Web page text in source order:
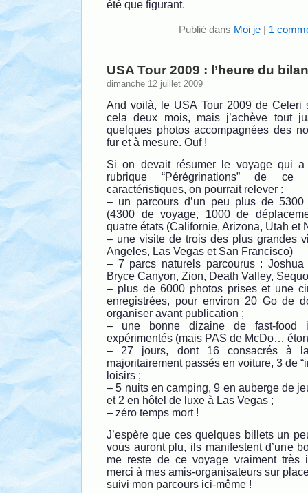
été que figurant.
Publié dans Moi je| 1
USA Tour 2009 : l’heure du bilan
dimanche 12 juillet 2009
And voilà, le USA Tour 2009 de Celeri
cela deux mois, mais j’achève tout
quelques photos accompagnées des
fur et à mesure. Ouf !
Si on devait résumer le voyage qui
rubrique “Pérégrinations” de
caractéristiques, on pourrait relever :
– un parcours d’un peu plus de 5300
(4300 de voyage, 1000 de
quatre états (Californie, Arizona, Utah et
– une visite de trois des plus grandes
Angeles, Las Vegas et San Francisco)
– 7 parcs naturels parcourus : Joshua
Bryce Canyon, Zion, Death Valley,
– plus de 6000 photos prises et une
enregistrées, pour environ 20 Go de
organiser avant publication ;
– une bonne dizaine de fast-food
expérimentés (mais PAS de McDo…
– 27 jours, dont 16 consacrés à
majoritairement passés en voiture, 3 de
loisirs ;
– 5 nuits en camping, 9 en auberge de
et 2 en hôtel de luxe à Las Vegas ;
– zéro temps mort !
J’espère que ces quelques billets un
vous auront plu, ils manifestent d’une
me reste de ce voyage vraiment très
merci à mes amis-organisateurs sur
suivi mon parcours ici-même !